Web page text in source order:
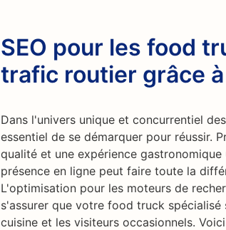
SEO pour les food
trafic routier grâce
Dans l'univers unique et concurrentiel
essentiel de se démarquer pour réussir.
qualité et une expérience
présence en ligne peut faire toute la
L'optimisation pour les moteurs de
s'assurer que votre food truck
cuisine et les visiteurs occasionnels.